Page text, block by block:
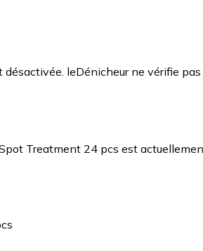
leDénicheur ne vérifie
Treatment 24 pcs est